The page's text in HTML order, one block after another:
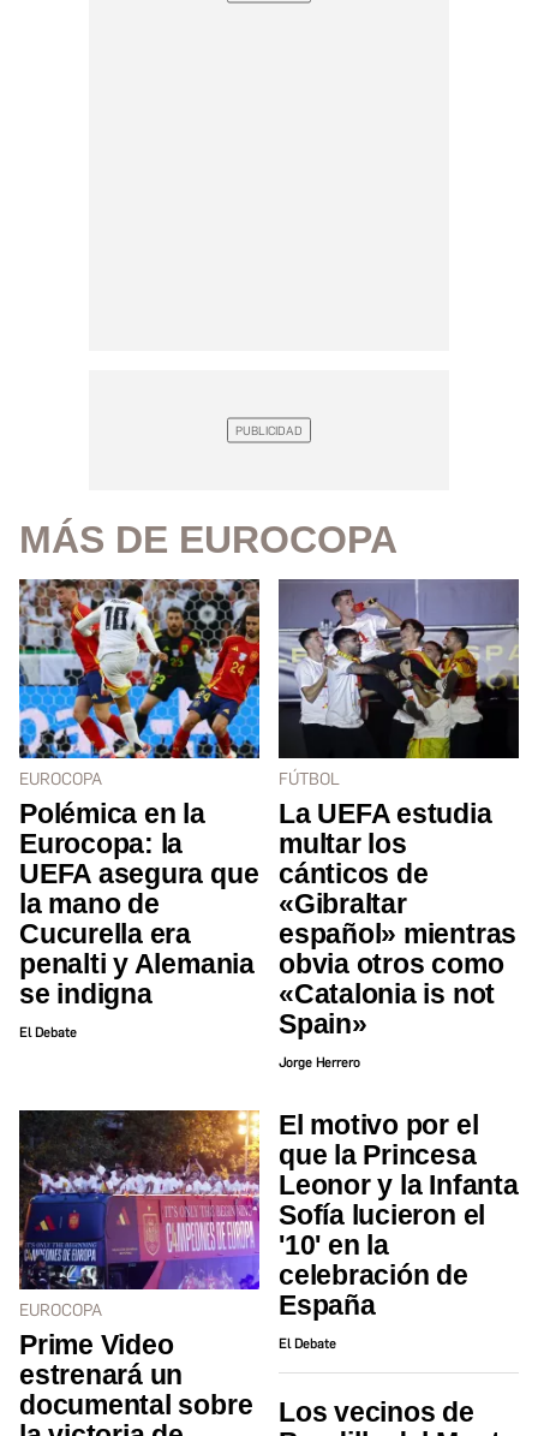
MÁS DE EUROCOPA
EUROCOPA
Polémica en la
Eurocopa: la
UEFA asegura que
la mano de
Cucurella era
penalti y Alemania
se indigna
El Debate
FÚTBOL
La UEFA estudia
multar los
cánticos de
«Gibraltar
español» mientras
obvia otros como
«Catalonia is not
Spain»
Jorge Herrero
EUROCOPA
Prime Video
estrenará un
documental sobre
El motivo por el
que la Princesa
Leonor y la Infanta
Sofía lucieron el
'10' en la
celebración de
España
El Debate
Los vecinos de